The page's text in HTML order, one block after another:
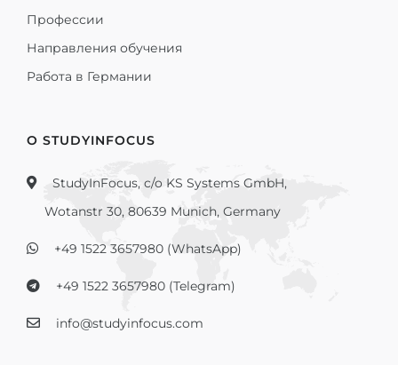
Профессии
Направления обучения
Работа в Германии
О STUDYINFOCUS
StudyInFocus, c/o KS Systems GmbH,
Wotanstr 30, 80639 Munich, Germany
+49 1522 3657980 (WhatsApp)
+49 1522 3657980 (Telegram)
info@studyinfocus.com